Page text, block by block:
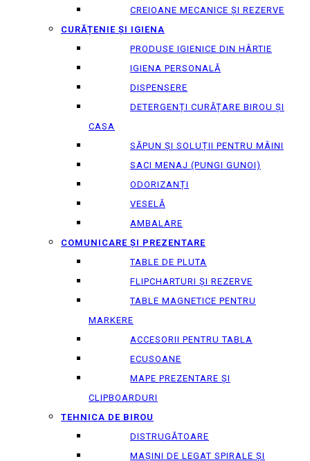
CREIOANE MECANICE ȘI REZERVE
CURĂȚENIE ȘI IGIENA
PRODUSE IGIENICE DIN HÂRTIE
IGIENA PERSONALĂ
DISPENSERE
DETERGENȚI CURĂȚARE BIROU ȘI
CASA
SĂPUN ȘI SOLUȚII PENTRU MÂINI
SACI MENAJ (PUNGI GUNOI)
ODORIZANȚI
VESELĂ
AMBALARE
COMUNICARE ȘI PREZENTARE
TABLE DE PLUTA
FLIPCHARTURI ȘI REZERVE
TABLE MAGNETICE PENTRU
MARKERE
ACCESORII PENTRU TABLA
ECUSOANE
MAPE PREZENTARE ȘI
CLIPBOARDURI
TEHNICA DE BIROU
DISTRUGĂTOARE
MAȘINI DE LEGAT SPIRALE ȘI